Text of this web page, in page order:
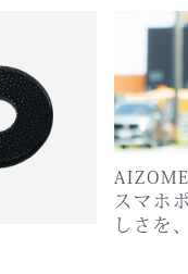
スマホ
しさを